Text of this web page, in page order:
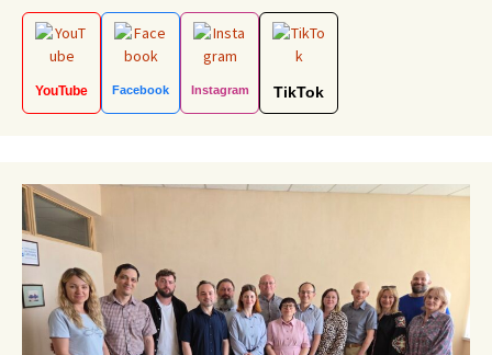
YouTube Facebook Instagram TikTok